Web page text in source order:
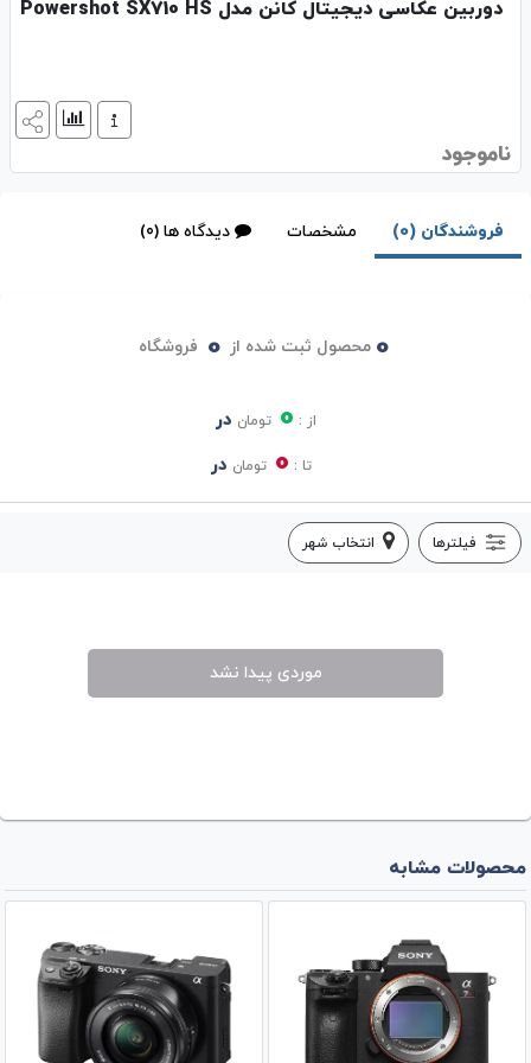
دوربین عکاسی دیجیتال کانن مدل Powershot SX710 HS
ناموجود
فروشندگان (0) مشخصات دیدگاه ها (0)
0 محصول ثبت شده از 0 فروشگاه
از : 0 تومان در
تا : 0 تومان در
فیلترها انتخاب شهر
موردی پیدا نشد
محصولات مشابه